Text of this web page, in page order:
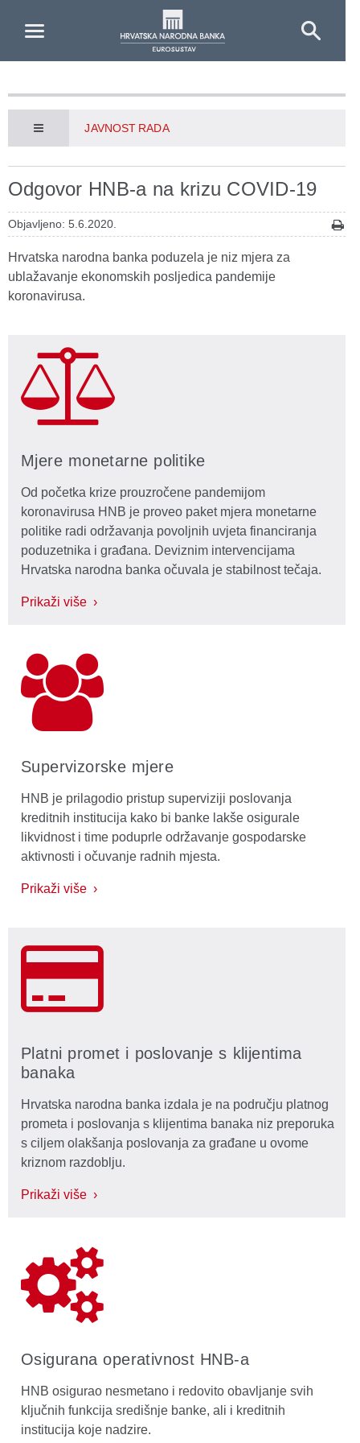
JAVNOST RADA
Odgovor HNB-a na krizu COVID-19
Objavljeno: 5.6.2020.
Hrvatska narodna banka poduzela je niz mjera za
ublažavanje ekonomskih posljedica pandemije
koronavirusa.
Mjere monetarne politike
Od početka krize prouzročene pandemijom
koronavirusa HNB je proveo paket mjera monetarne
politike radi održavanja povoljnih uvjeta financiranja
poduzetnika i građana. Deviznim intervencijama
Hrvatska narodna banka očuvala je stabilnost tečaja.
Prikaži više ›
Supervizorske mjere
HNB je prilagodio pristup superviziji poslovanja
kreditnih institucija kako bi banke lakše osigurale
likvidnost i time poduprle održavanje gospodarske
aktivnosti i očuvanje radnih mjesta.
Prikaži više ›
Platni promet i poslovanje s klijentima
banaka
Hrvatska narodna banka izdala je na području platnog
prometa i poslovanja s klijentima banaka niz preporuka
s ciljem olakšanja poslovanja za građane u ovome
kriznom razdoblju.
Prikaži više ›
Osigurana operativnost HNB-a
HNB osigurao nesmetano i redovito obavljanje svih
ključnih funkcija središnje banke, ali i kreditnih
institucija koje nadzire.